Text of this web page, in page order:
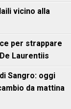
vicino alla
per strappare
Laurentiis
Sangro: oggi
da mattina